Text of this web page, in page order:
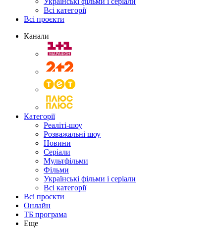
Всі категорії
Всі проєкти
Канали
Категорії
Реаліті-шоу
Розважальні шоу
Новини
Серіали
Мультфільми
Фільми
Українські фільми і серіали
Всі категорії
Всі проєкти
Онлайн
ТБ програма
Еще